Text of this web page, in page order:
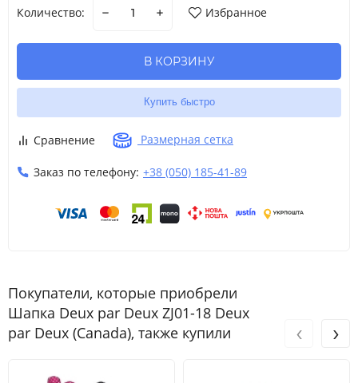
Количество: Избранное
В КОРЗИНУ
Купить быстро
Сравнение Размерная сетка
Заказ по телефону: +38 (050) 185-41-89
Покупатели, которые приобрели
Шапка Deux par Deux ZJ01-18 Deux
par Deux (Canada), также купили
‹ ›